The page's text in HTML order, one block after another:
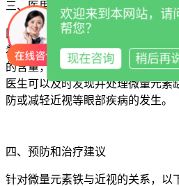
三、医用微量元素测定仪器的应用
医用微量元素测定仪器在探究微量
着重要作用。这些仪器能够准确、
的含量，包括铁元素。通过定期检
医生可以及时发现并处理微量元素
防或减轻近视等眼部疾病的发生。
四、预防和治疗建议
针对微量元素铁与近视的关系，以
欢迎来到本网站，请
帮您？
现在咨询 稍后再